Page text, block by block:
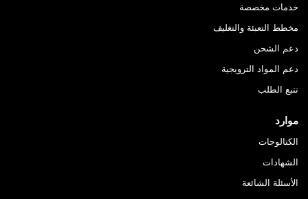
خدمات مخصصة
مخطط التعبئة والتغليف
دعم الشحن
دعم المواد الترويجية
تتبع الطلب
موارد
الكتالوجات
الشهادات
الأسئلة الشائعة